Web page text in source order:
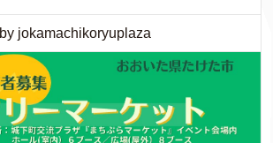
by jokamachikoryuplaza